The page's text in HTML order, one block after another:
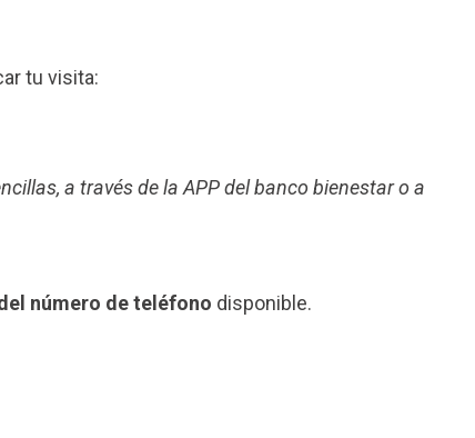
tu visita:
a través de la APP del banco bienestar o a
número de teléfono disponible.